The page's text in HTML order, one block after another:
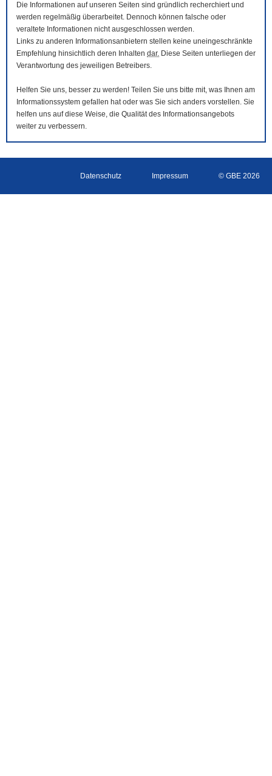
Die Informationen auf unseren Seiten sind gründlich recherchiert und
werden regelmäßig überarbeitet. Dennoch können falsche oder
veraltete Informationen nicht ausgeschlossen werden.
Links zu anderen Informationsanbietern stellen keine uneingeschränkte
Empfehlung hinsichtlich deren Inhalten dar. Diese Seiten unterliegen der
Verantwortung des jeweiligen Betreibers.
Helfen Sie uns, besser zu werden! Teilen Sie uns bitte mit, was Ihnen am
Informationssystem gefallen hat oder was Sie sich anders vorstellen. Sie
helfen uns auf diese Weise, die Qualität des Informationsangebots
weiter zu verbessern.
Datenschutz Impressum © GBE 2026